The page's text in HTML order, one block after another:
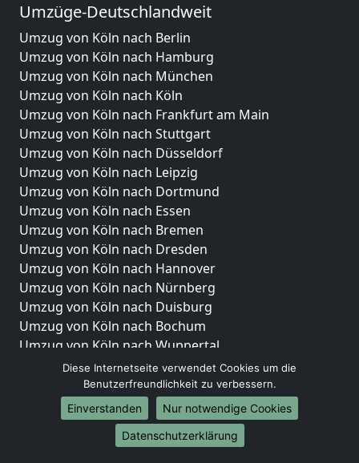
Umzüge-Deutschlandweit
Umzug von Köln nach Berlin
Umzug von Köln nach Hamburg
Umzug von Köln nach München
Umzug von Köln nach Köln
Umzug von Köln nach Frankfurt am Main
Umzug von Köln nach Stuttgart
Umzug von Köln nach Düsseldorf
Umzug von Köln nach Leipzig
Umzug von Köln nach Dortmund
Umzug von Köln nach Essen
Umzug von Köln nach Bremen
Umzug von Köln nach Dresden
Umzug von Köln nach Hannover
Umzug von Köln nach Nürnberg
Umzug von Köln nach Duisburg
Umzug von Köln nach Bochum
Umzug von Köln nach Wuppertal
Umzug von Köln nach Bielefeld
Umzug von Köln nach Bonn
Umzug von Köln nach Münster
Internationale-Umzüge
Diese Internetseite verwendet Cookies um die
Benutzerfreundlichkeit zu verbessern.
Einverstanden
Nur notwendige Cookies
Datenschutzerklärung